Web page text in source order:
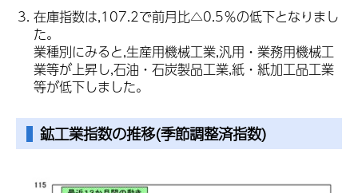
在庫指数は,107.2で前月比△0.5％の低下となりまし
た。
業種別にみると,生産用機械工業,汎用・業務用機械工
業等が上昇し,石油・石炭製品工業,紙・紙加工品工業
等が低下しました。
鉱工業指数の推移(季節調整済指数)